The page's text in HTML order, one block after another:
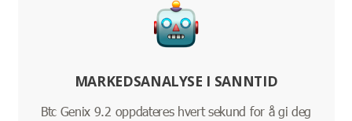
MARKEDSANALYSE I SANNTID
Btc Genix 9.2 oppdateres hvert sekund for å gi deg